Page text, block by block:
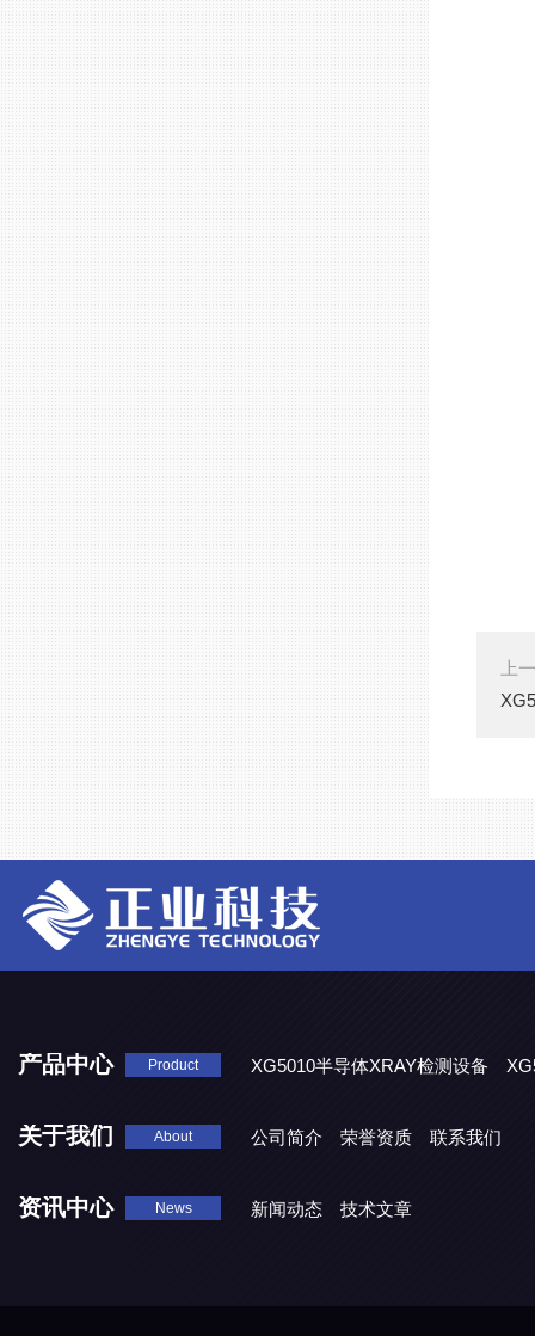
上
产品中心 Product XG5010半导体XRAY检测设备
关于我们 About 公司简介 荣誉资质 联系我们
资讯中心 News 新闻动态 技术文章